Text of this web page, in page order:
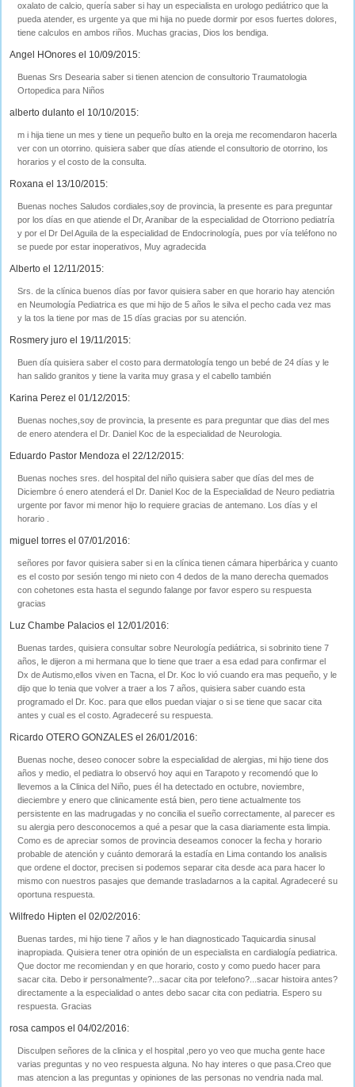
oxalato de calcio, quería saber si hay un especialista en urologo pediátrico que la
pueda atender, es urgente ya que mi hija no puede dormir por esos fuertes dolores,
tiene calculos en ambos riños. Muchas gracias, Dios los bendiga.
Angel HOnores el 10/09/2015:
Buenas Srs Desearia saber si tienen atencion de consultorio Traumatologia
Ortopedica para Niños
alberto dulanto el 10/10/2015:
m i hija tiene un mes y tiene un pequeño bulto en la oreja me recomendaron hacerla
ver con un otorrino. quisiera saber que días atiende el consultorio de otorrino, los
horarios y el costo de la consulta.
Roxana el 13/10/2015:
Buenas noches Saludos cordiales,soy de provincia, la presente es para preguntar
por los días en que atiende el Dr, Aranibar de la especialidad de Otorriono pediatría
y por el Dr Del Aguila de la especialidad de Endocrinología, pues por vía teléfono no
se puede por estar inoperativos, Muy agradecida
Alberto el 12/11/2015:
Srs. de la clínica buenos días por favor quisiera saber en que horario hay atención
en Neumología Pediatrica es que mi hijo de 5 años le silva el pecho cada vez mas
y la tos la tiene por mas de 15 días gracias por su atención.
Rosmery juro el 19/11/2015:
Buen día quisiera saber el costo para dermatología tengo un bebé de 24 días y le
han salido granitos y tiene la varita muy grasa y el cabello también
Karina Perez el 01/12/2015:
Buenas noches,soy de provincia, la presente es para preguntar que dias del mes
de enero atendera el Dr. Daniel Koc de la especialidad de Neurologia.
Eduardo Pastor Mendoza el 22/12/2015:
Buenas noches sres. del hospital del niño quisiera saber que días del mes de
Diciembre ó enero atenderá el Dr. Daniel Koc de la Especialidad de Neuro pediatria
urgente por favor mi menor hijo lo requiere gracias de antemano. Los días y el
horario .
miguel torres el 07/01/2016:
señores por favor quisiera saber si en la clínica tienen cámara hiperbárica y cuanto
es el costo por sesión tengo mi nieto con 4 dedos de la mano derecha quemados
con cohetones esta hasta el segundo falange por favor espero su respuesta
gracias
Luz Chambe Palacios el 12/01/2016:
Buenas tardes, quisiera consultar sobre Neurología pediátrica, si sobrinito tiene 7
años, le dijeron a mi hermana que lo tiene que traer a esa edad para confirmar el
Dx de Autismo,ellos viven en Tacna, el Dr. Koc lo vió cuando era mas pequeño, y le
dijo que lo tenia que volver a traer a los 7 años, quisiera saber cuando esta
programado el Dr. Koc. para que ellos puedan viajar o si se tiene que sacar cita
antes y cual es el costo. Agradeceré su respuesta.
Ricardo OTERO GONZALES el 26/01/2016:
Buenas noche, deseo conocer sobre la especialidad de alergias, mi hijo tiene dos
años y medio, el pediatra lo observó hoy aqui en Tarapoto y recomendó que lo
llevemos a la Clinica del Niño, pues él ha detectado en octubre, noviembre,
dieciembre y enero que clinicamente está bien, pero tiene actualmente tos
persistente en las madrugadas y no concilia el sueño correctamente, al parecer es
su alergia pero desconocemos a qué a pesar que la casa diariamente esta limpia.
Como es de apreciar somos de provincia deseamos conocer la fecha y horario
probable de atención y cuánto demorará la estadía en Lima contando los analisis
que ordene el doctor, precisen si podemos separar cita desde aca para hacer lo
mismo con nuestros pasajes que demande trasladarnos a la capital. Agradeceré su
oportuna respuesta.
Wilfredo Hipten el 02/02/2016:
Buenas tardes, mi hijo tiene 7 años y le han diagnosticado Taquicardia sinusal
inapropiada. Quisiera tener otra opinión de un especialista en cardialogía pediatrica.
Que doctor me recomiendan y en que horario, costo y como puedo hacer para
sacar cita. Debo ir personalmente?...sacar cita por telefono?...sacar histoira antes?
directamente a la especialidad o antes debo sacar cita con pediatria. Espero su
respuesta. Gracias
rosa campos el 04/02/2016:
Disculpen señores de la clinica y el hospital ,pero yo veo que mucha gente hace
varias preguntas y no veo respuesta alguna. No hay interes o que pasa.Creo que
mas atencion a las preguntas y opiniones de las personas no vendria nada mal.